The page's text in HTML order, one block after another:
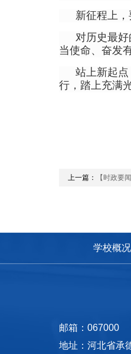
新征程上
对历史最
当使命、奋发
站上新起
行，踏上充满
上一篇： 【时政要闻】
学校概况
邮箱：067000
地址：河北省承